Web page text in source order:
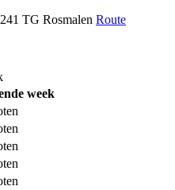
TG Rosmalen Route
week